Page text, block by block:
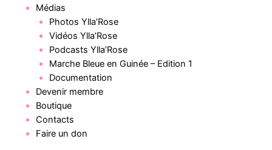
Médias
Photos Ylla’Rose
Vidéos Ylla’Rose
Podcasts Ylla’Rose
Marche Bleue en Guinée – Edition 1
Documentation
Devenir membre
Boutique
Contacts
Faire un don